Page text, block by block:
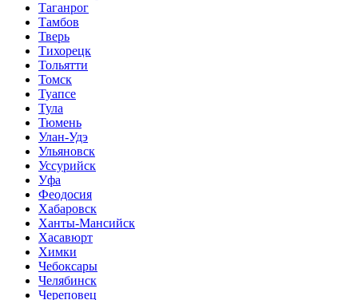
Таганрог
Тамбов
Тверь
Тихорецк
Тольятти
Томск
Туапсе
Тула
Тюмень
Улан-Удэ
Ульяновск
Уссурийск
Уфа
Феодосия
Хабаровск
Ханты-Мансийск
Хасавюрт
Химки
Чебоксары
Челябинск
Череповец